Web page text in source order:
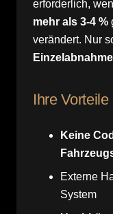
erforderlich,
mehr als 3-4 %
verändert. Nur
Einzelabnahme
Ihre Vorteile
Keine
Externe
System